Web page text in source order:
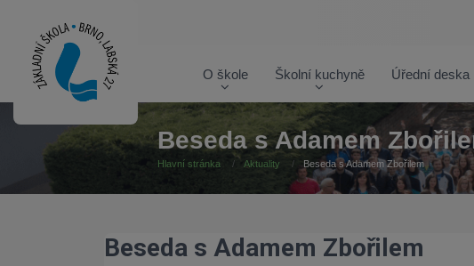
O škole Školní kuchyně Úřední deska
Beseda s Adamem
Hlavní stránka Aktuality Beseda s Adamem Zbořilem
Beseda s Adamem Zbořilem